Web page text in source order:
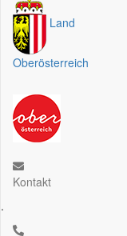
Land
Oberösterreich
Kontakt
.